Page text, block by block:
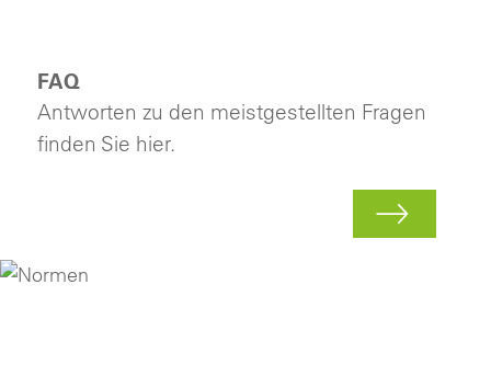
FAQ
Antworten zu den meistgestellten Fragen
finden Sie hier.